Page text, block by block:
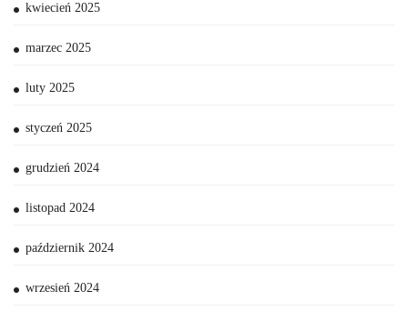
kwiecień 2025
marzec 2025
luty 2025
styczeń 2025
grudzień 2024
listopad 2024
październik 2024
wrzesień 2024